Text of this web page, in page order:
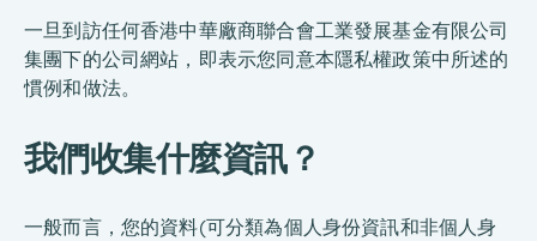
一旦到訪任何香港中華廠商聯合會工業發展基金有限公司
集團下的公司網站，即表示您同意本隱私權政策中所述的
慣例和做法。
我們收集什麼資訊？
一般而言，您的資料(可分類為個人身份資訊和非個人身